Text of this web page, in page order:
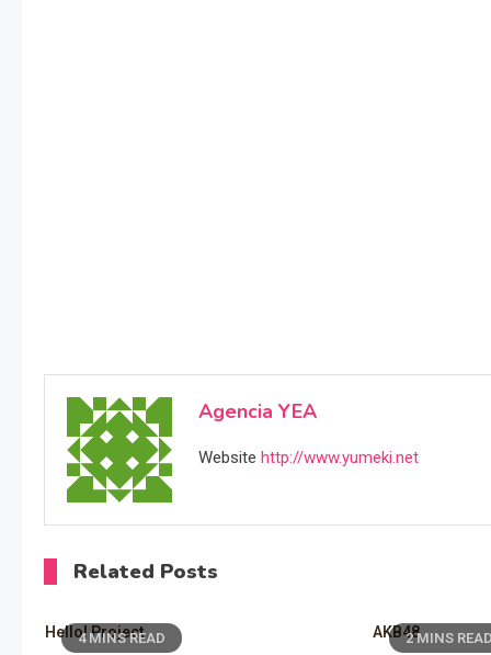
Agencia YEA
Website http://www.yumeki.net
Related Posts
4 MINS READ
Hello! Project 2 MINS
AKB48